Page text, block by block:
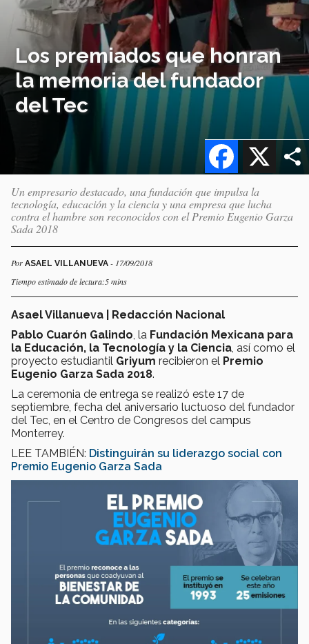
Los premiados que honran
la memoria del fundador
del Tec
X
Facebook
Un empresario destacado, una fundación que impulsa la
tecnología, educación y la ciencia y una empresa que lucha
contra el hambre son reconocidos con el Premio Eugenio Garza
Sada 2018
Por ASAEL VILLANUEVA - 17/09/2018
Tiempo estimado de lectura:5 mins
Asael Villanueva | Redacción Nacional
Pablo Cuarón Galindo , la Fundación Mexicana para
la Educación, la Tecnología y la Ciencia , así como el
proyecto estudiantil Griyum recibieron el Premio
Eugenio Garza Sada 2018.
La ceremonia de entrega se realizó este 17 de
septiembre, fecha del aniversario luctuoso del fundador
del Tec, en el Centro de Congresos del campus
Monterrey.
LEE TAMBIÉN: Distinguirán su liderazgo social con
Premio Eugenio Garza Sada